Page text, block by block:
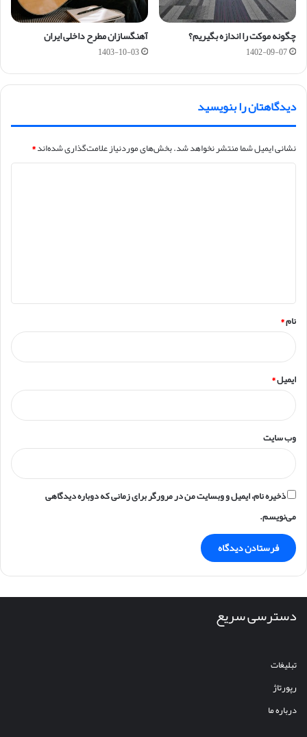
چگونه موکت را اندازه بگیریم؟
1402-09-07
آهنگسازان مطرح داخلی ایران
1403-10-03
دیدگاهتان را بنویسید
نشانی ایمیل شما منتشر نخواهد شد.بخش‌های موردنیاز علامت‌گذاری شده‌اند*
نام*
ایمیل*
وب‌ سایت
ذخیره نام، ایمیل و وبسایت من در مرورگر برای زمانی که دوباره دیدگاهی
می‌نویسم.
دسترسی سریع
تبلیغات
رپورتاژ
درباره ما